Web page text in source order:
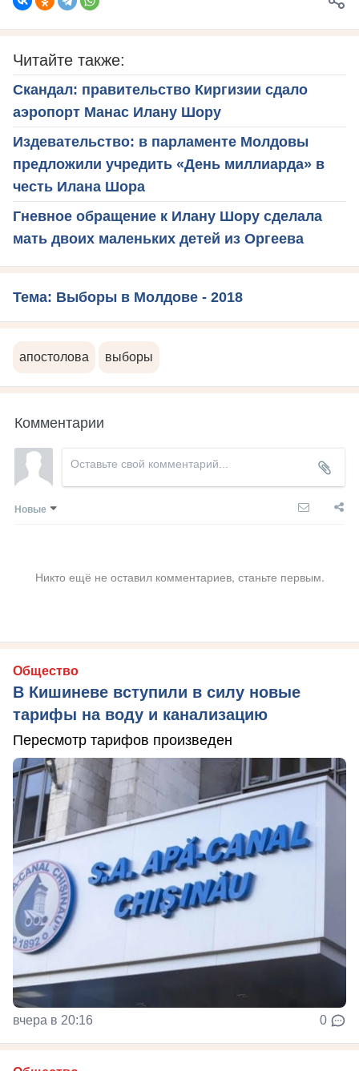
Читайте также:
Скандал: правительство Киргизии сдало
аэропорт Манас Илану Шору
Издевательство: в парламенте Молдовы
предложили учредить «День миллиарда» в
честь Илана Шора
Гневное обращение к Илану Шору сделала
мать двоих маленьких детей из Оргеева
Тема: Выборы в Молдове - 2018
апостолова выборы
Комментарии
Новые
Никто ещё не оставил комментариев, станьте первым.
Общество
В Кишиневе вступили в силу новые
тарифы на воду и канализацию
Пересмотр тарифов произведен
вчера в 20:16 0